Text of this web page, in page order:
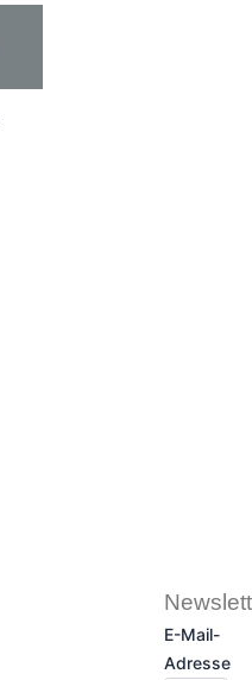
E-Mail-
Adresse